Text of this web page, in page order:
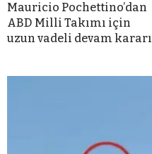
Mauricio Pochettino’dan
ABD Milli Takımı için
uzun vadeli devam kararı